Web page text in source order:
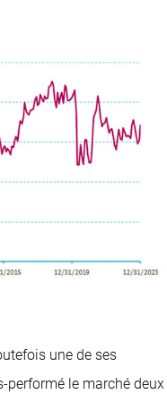
une de ses
performé le marché deux